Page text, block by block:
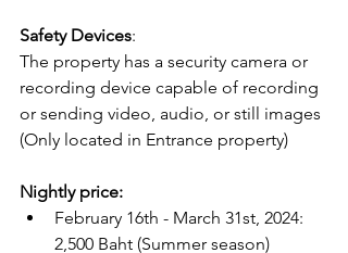
Safety Devices:
The property has a security camera or
recording device capable of recording
or sending video, audio, or still images
(Only located in Entrance property)
Nightly price:
February 16th - March 31st, 2024:
2,500 Baht (Summer season)